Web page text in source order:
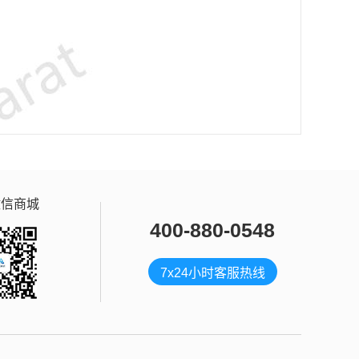
商城
400-880-0548
7x24小时客服热线